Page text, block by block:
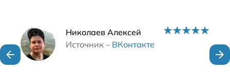
Николаев Алексей
Источник – ВКонтакте
Наши мастера